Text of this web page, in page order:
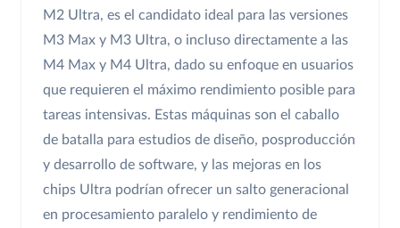
M2 Ultra, es el candidato ideal para las versiones
M3 Max y M3 Ultra, o incluso directamente a las
M4 Max y M4 Ultra, dado su enfoque en usuarios
que requieren el máximo rendimiento posible para
tareas intensivas. Estas máquinas son el caballo
de batalla para estudios de diseño, posproducción
y desarrollo de software, y las mejoras en los
chips Ultra podrían ofrecer un salto generacional
en procesamiento paralelo y rendimiento de